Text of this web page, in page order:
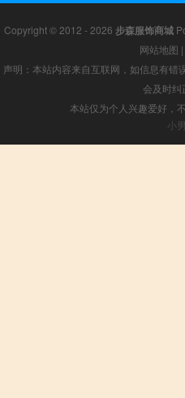
Copyright © 2012 - 2026 步森服饰商城
网站地图 |
声明：本站内容来自互联网，如信息有
会及时纠
本站仅为个人兴趣爱好，
小